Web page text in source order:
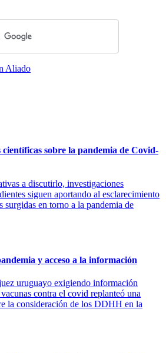
Aliado
sobre la pandemia de Covid-
a discutirlo, investigaciones
siguen aportando al esclarecimiento
surgidas en torno a la pandemia de
y acceso a la información
uruguayo exigiendo información
contra el covid replanteó una
la consideración de los DDHH en la